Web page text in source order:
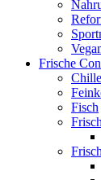
Frische
Fisch